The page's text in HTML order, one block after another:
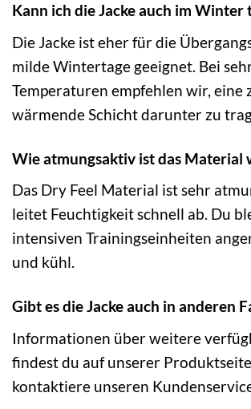
Kann ich die Jacke auch im Winter
Die Jacke ist eher für die
milde Wintertage geeignet. Bei
Temperaturen empfehlen wir, eine
wärmende Schicht darunter zu
Wie atmungsaktiv ist das Material
Das Dry Feel Material ist sehr
leitet Feuchtigkeit schnell ab. Du
intensiven Trainingseinheiten
und kühl.
Gibt es die Jacke auch in anderen
Informationen über weitere
findest du auf unserer
kontaktiere unseren